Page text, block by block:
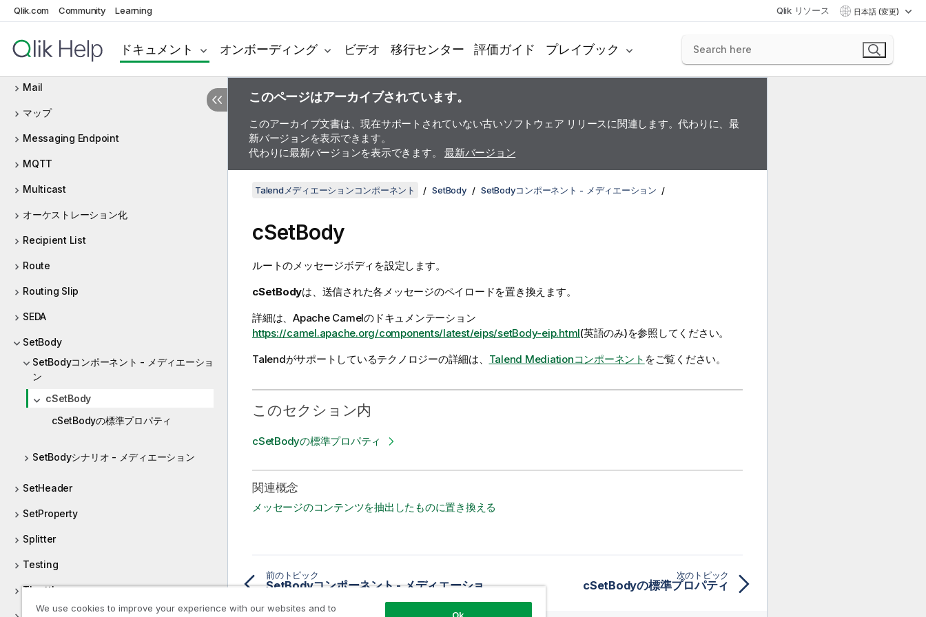
Qlik.com Community Learning Qlik リソース 日本語 (変更)
ドキュメント オンボーディング ビデオ 移行センター 評価ガイド プレイブック
Kafka
Logs and errors
Mail
マップ
Messaging Endpoint
MQTT
Multicast
オーケストレーション化
Recipient List
Route
Routing Slip
SEDA
SetBody
SetBodyコンポーネント - メディエーショ
ン
cSetBody
cSetBodyの標準プロパティ
SetBodyシナリオ - メディエーション
SetHeader
SetProperty
Splitter
Testing
Throttler
このページはアーカイブされています。
このアーカイブ文書は、現在サポートされていない古いソフトウェア リリースに関連します。代わりに、最
新バージョンを表示できます。
代わりに最新バージョンを表示できます。 最新バージョン
Talendメディエーションコンポーネント SetBody SetBodyコンポーネント - メディエーション
cSetBody
ルートのメッセージボディを設定します。
cSetBodyは、送信された各メッセージのペイロードを置き換えます。
詳細は、Apache Camelのドキュメンテーション
https://camel.apache.org/components/latest/eips/setBody-eip.html(英語のみ)を参照してください。
Talendがサポートしているテクノロジーの詳細は、 Talend Mediationコンポーネント をご覧ください。
このセクション内
cSetBodyの標準プロパティ
関連概念
メッセージのコンテンツを抽出したものに置き換える
前のトピック
SetBodyコンポーネント - メディエーション
次のトピック
cSetBodyの標準プロパティ
We use cookies to improve your experience with our websites and to